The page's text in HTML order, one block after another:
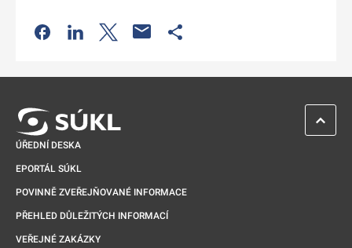
Odkaz se otevře na nové kartě
Odkaz se otevře na nové kartě
Odkaz se otevře na nové kartě
ÚŘEDNÍ DESKA
EPORTÁL SÚKL
POVINNĚ ZVEŘEJŇOVANÉ INFORMACE
PŘEHLED DŮLEŽITÝCH INFORMACÍ
VEŘEJNÉ ZAKÁZKY
ZPĚT